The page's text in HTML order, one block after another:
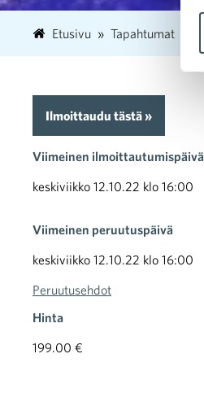
Etusivu Tapahtumat
Ilmoittaudu tästä »
Viimeinen ilmoittautumispäivä
keskiviikko 12.10.22 klo 16:00
Viimeinen peruutuspäivä
keskiviikko 12.10.22 klo 16:00
Peruutusehdot
Hinta
199.00 €